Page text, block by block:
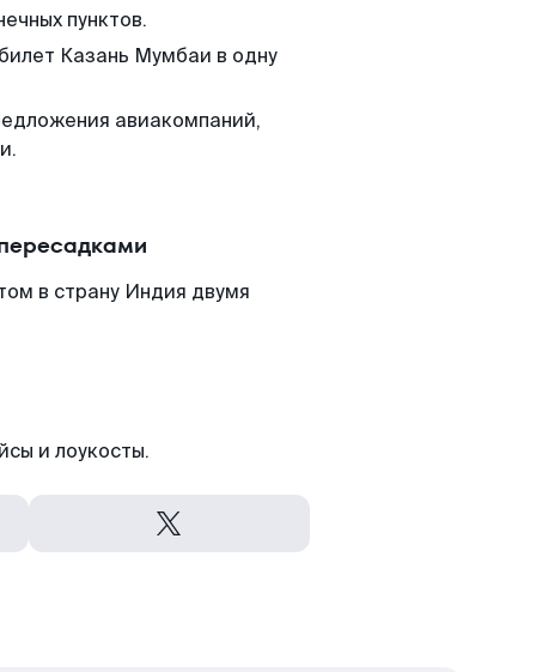
пунктов.
Казань Мумбаи в одну
авиакомпаний,
в страну Индия двумя
и лоукосты.